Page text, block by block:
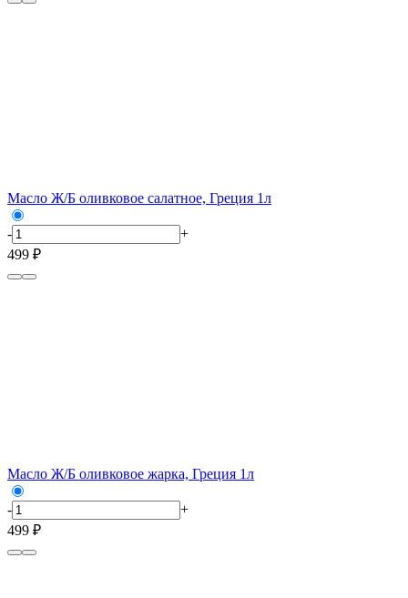
Масло Ж/Б оливковое салатное, Греция 1л
-
+
499 ₽
Масло Ж/Б оливковое жарка, Греция 1л
-
+
499 ₽